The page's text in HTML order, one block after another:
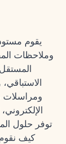
يقوم
وملاحظات
توفر حلول
كيف